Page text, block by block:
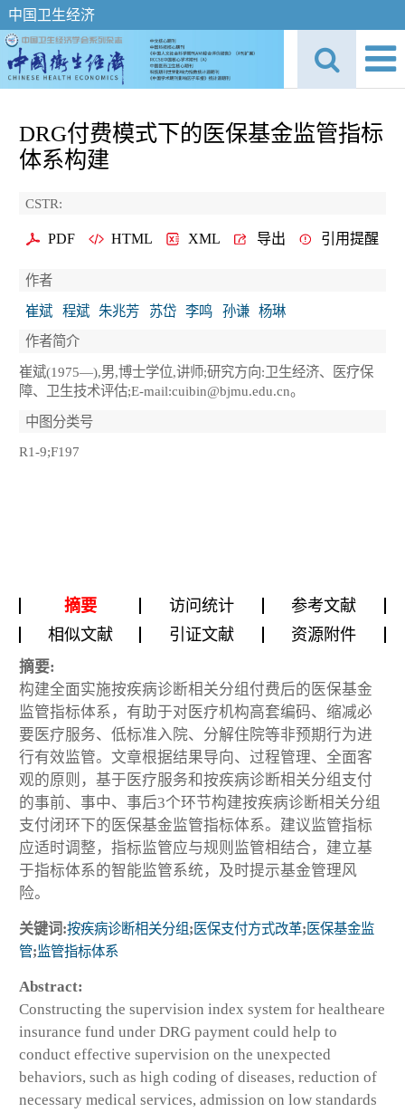
中国卫生经济
DRG付费模式下的医保基金监管指标
体系构建
CSTR:
PDF HTML XML 导出 引用提醒
作者
崔斌
程斌 朱兆芳 苏岱 李鸣 孙谦
杨琳
作者简介
崔斌(1975—),男,博士学位,讲师;研究方向:卫生经济、医疗保
障、卫生技术评估;E-mail:cuibin@bjmu.edu.cn。
中图分类号
R1-9;F197
摘要 访问统计
参考文献
相似文献
引证文献 资源附件
摘要:
构建全面实施按疾病诊断相关分组付费后的医保基金
监管指标体系，有助于对医疗机构高套编码、缩减必
要医疗服务、低标准入院、分解住院等非预期行为进
行有效监管。文章根据结果导向、过程管理、全面客
观的原则，基于医疗服务和按疾病诊断相关分组支付
的事前、事中、事后3个环节构建按疾病诊断相关分组
支付闭环下的医保基金监管指标体系。建议监管指标
应适时调整，指标监管应与规则监管相结合，建立基
于指标体系的智能监管系统，及时提示基金管理风
险。
关键词:按疾病诊断相关分组; 医保支付方式改革; 医保基金监
管;监管指标体系
Abstract:
Constructing the supervision index system for healtheare
insurance fund under DRG payment could help to
conduct effective supervision on the unexpected
behaviors, such as high coding of diseases, reduction of
necessary medical services, admission on low standards